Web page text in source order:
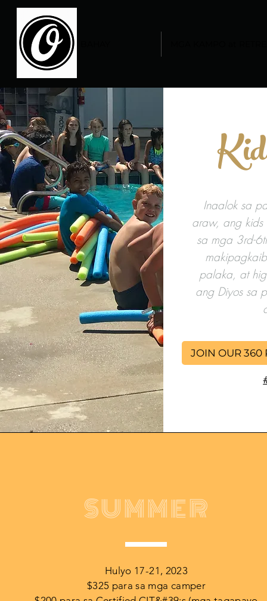
Inaalok sa
araw, ang
sa mga 3rd-
palaka, at
ang Diyos sa
JOIN OUR 360
SUMMER
Hulyo 17-21, 2023
$325 para sa mga camper